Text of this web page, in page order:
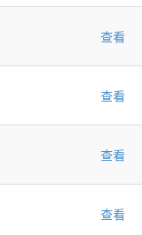
查看
查看
查看
查看